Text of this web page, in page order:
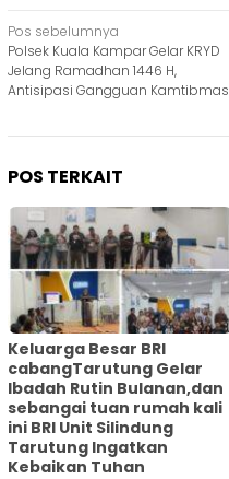
Navigasi
pos
Pos sebelumnya
Polsek Kuala Kampar Gelar KRYD
Jelang Ramadhan 1446 H,
Antisipasi Gangguan Kamtibmas
POS TERKAIT
Keluarga Besar BRI
cabangTarutung Gelar
Ibadah Rutin Bulanan,dan
sebangai tuan rumah kali
ini BRI Unit Silindung
Tarutung Ingatkan
Kebaikan Tuhan